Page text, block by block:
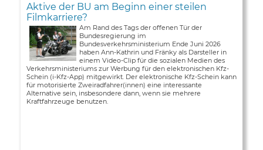
Aktive der BU am Beginn einer steilen
Filmkarriere?
Am Rand des Tags der offenen Tür der
Bundesregierung im
Bundesverkehrsministerium Ende Juni 2026
haben Ann-Kathrin und Fränky als Darsteller in
einem Video-Clip für die sozialen Medien des
Verkehrsministeriums zur Werbung für den elektronischen Kfz-
Schein (i-Kfz-App) mitgewirkt. Der elektronische Kfz-Schein kann
für motorisierte Zweiradfahrer(innen) eine interessante
Alternative sein, insbesondere dann, wenn sie mehrere
Kraftfahrzeuge benutzen.